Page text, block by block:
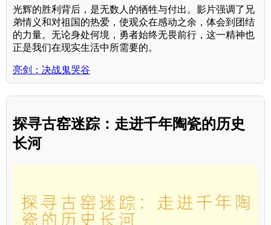
光辉的胜利背后，是无数人的牺牲与付出。影片强调了兄
弟情义和对祖国的热爱，使观众在感动之余，体会到团结
的力量。无论身处何境，勇者始终无畏前行，这一精神也
正是我们在现实生活中所需要的。
亮剑：决战鬼哭谷
探寻古窑迷踪：走进千年陶瓷的历史
长河